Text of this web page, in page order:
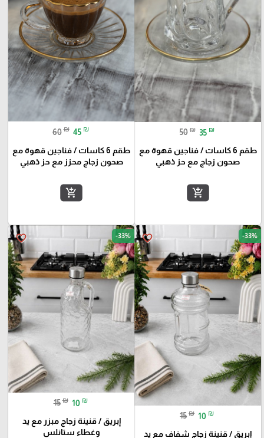
50 ₪ 35 ₪
طقم 6 كاسات / فناجين قهوة مع
صحون زجاج مع حز ذهبي
add_shopping_cart
60 ₪ 45 ₪
طقم 6 كاسات / فناجين قهوة مع
صحون زجاج محزز مع حز ذهبي
add_shopping_cart
favorite_border -33%
15 ₪ 10 ₪
إبريق / قنينة زجاج شفاف مع يد
favorite_border -33%
15 ₪ 10 ₪
إبريق / قنينة زجاج مبزر مع يد
وغطاء ستانلس